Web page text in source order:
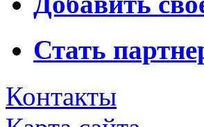
Стать
Контакты